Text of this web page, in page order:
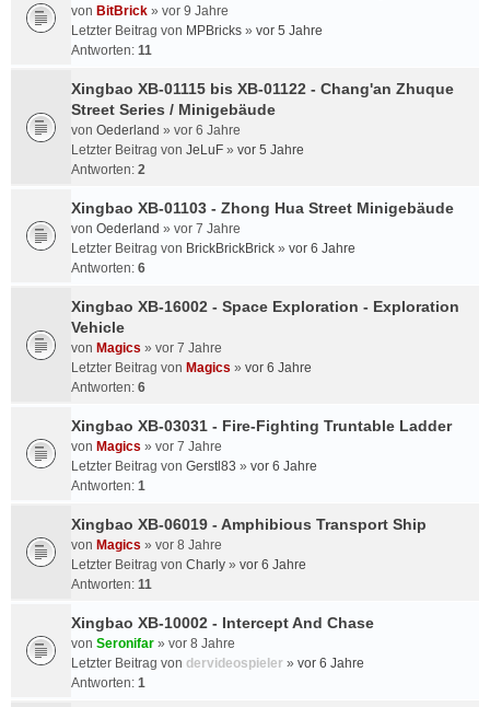
von BitBrick » vor 9 Jahre
Letzter Beitrag von MPBricks » vor 5 Jahre
Antworten: 11
Xingbao XB-01115 bis XB-01122 - Chang'an Zhuque
Street Series / Minigebäude
von Oederland » vor 6 Jahre
Letzter Beitrag von JeLuF » vor 5 Jahre
Antworten: 2
Xingbao XB-01103 - Zhong Hua Street Minigebäude
von Oederland » vor 7 Jahre
Letzter Beitrag von BrickBrickBrick » vor 6 Jahre
Antworten: 6
Xingbao XB-16002 - Space Exploration - Exploration
Vehicle
von Magics » vor 7 Jahre
Letzter Beitrag von Magics » vor 6 Jahre
Antworten: 6
Xingbao XB-03031 - Fire-Fighting Truntable Ladder
von Magics » vor 7 Jahre
Letzter Beitrag von Gerstl83 » vor 6 Jahre
Antworten: 1
Xingbao XB-06019 - Amphibious Transport Ship
von Magics » vor 8 Jahre
Letzter Beitrag von Charly » vor 6 Jahre
Antworten: 11
Xingbao XB-10002 - Intercept And Chase
von Seronifar » vor 8 Jahre
Letzter Beitrag von dervideospieler » vor 6 Jahre
Antworten: 1